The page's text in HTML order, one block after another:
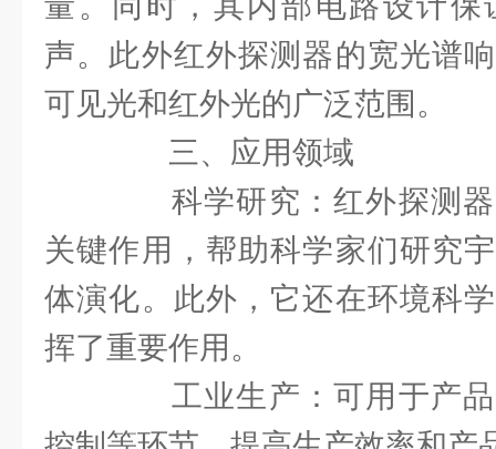
声。此外红外探测器的宽光谱
可见光和红外光的广泛范围。
三、应用领域
科学研究：红外探测器
关键作用，帮助科学家们研究
体演化。此外，它还在环境科
挥了重要作用。
工业生产：可用于产品